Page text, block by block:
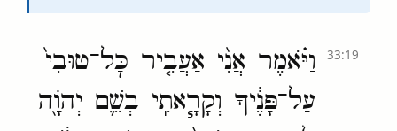
וַיֹּ֗אמֶר אֲנִ֨י אַעֲבִ֤יר כׇּל־טוּבִי֙
עַל־פָּנֶ֔יךָ וְקָרָ֧אתִֽי בְשֵׁ֛ם יְהֹוָ֖ה
33:19